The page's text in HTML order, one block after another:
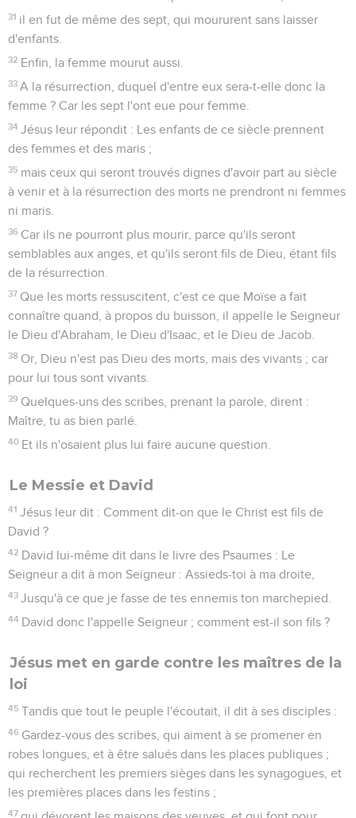
31 il en fut de même des sept, qui moururent sans laisser
d'enfants.
32 Enfin, la femme mourut aussi.
33 A la résurrection, duquel d'entre eux sera-t-elle donc la
femme ? Car les sept l'ont eue pour femme.
34 Jésus leur répondit : Les enfants de ce siècle prennent
des femmes et des maris ;
35 mais ceux qui seront trouvés dignes d'avoir part au siècle
à venir et à la résurrection des morts ne prendront ni femmes
ni maris.
36 Car ils ne pourront plus mourir, parce qu'ils seront
semblables aux anges, et qu'ils seront fils de Dieu, étant fils
de la résurrection.
37 Que les morts ressuscitent, c'est ce que Moïse a fait
connaître quand, à propos du buisson, il appelle le Seigneur
le Dieu d'Abraham, le Dieu d'Isaac, et le Dieu de Jacob.
38 Or, Dieu n'est pas Dieu des morts, mais des vivants ; car
pour lui tous sont vivants.
39 Quelques-uns des scribes, prenant la parole, dirent :
Maître, tu as bien parlé.
40 Et ils n'osaient plus lui faire aucune question.
Le Messie et David
41 Jésus leur dit : Comment dit-on que le Christ est fils de
David ?
42 David lui-même dit dans le livre des Psaumes : Le
Seigneur a dit à mon Seigneur : Assieds-toi à ma droite,
43 Jusqu'à ce que je fasse de tes ennemis ton marchepied.
44 David donc l'appelle Seigneur ; comment est-il son fils ?
Jésus met en garde contre les maîtres de la
loi
45 Tandis que tout le peuple l'écoutait, il dit à ses disciples :
46 Gardez-vous des scribes, qui aiment à se promener en
robes longues, et à être salués dans les places publiques ;
qui recherchent les premiers sièges dans les synagogues, et
les premières places dans les festins ;
47